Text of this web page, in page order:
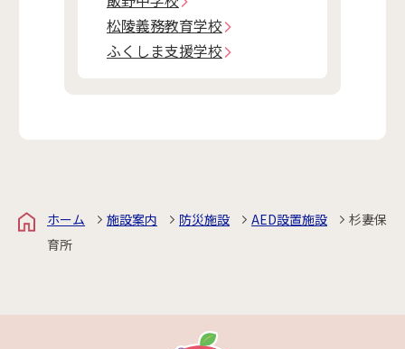
松陵義務教育学校
ふくしま支援学校
ホーム 施設案内 防災施設 AED設置施設
杉妻保
育所